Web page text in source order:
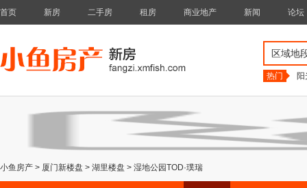
首页 新房 二手房 租房 商业地产 新闻 论坛
区域地
热门
小鱼房产 > 厦门新楼盘 > 湖里楼盘 > 湿地公园TOD·璞瑞